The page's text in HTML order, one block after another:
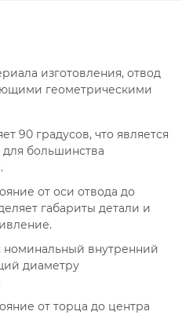
изготовления, отвод
геометрическими
90 градусов, что является
большинства
от оси отвода до
габариты детали и
внутренний
диаметру
от торца до центра